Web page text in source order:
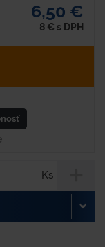
6,50 €
8 € s DPH
Ks